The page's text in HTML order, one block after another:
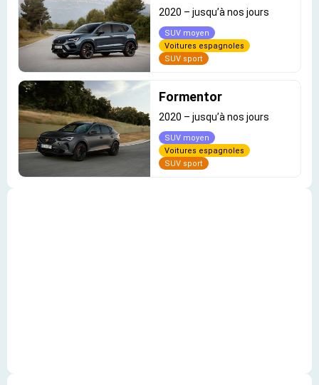
2020 – jusqu’à nos jours
SUV moyen
Voitures espagnoles
SUV sport
Formentor
2020 – jusqu’à nos jours
SUV moyen
Voitures espagnoles
SUV sport